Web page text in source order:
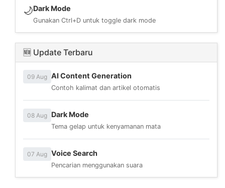
🌙Dark Mode
Gunakan Ctrl+D untuk toggle dark mode
🆕 Update Terbaru
09 Aug AI Content Generation
Contoh kalimat dan artikel otomatis
08 Aug Dark Mode
Tema gelap untuk kenyamanan mata
07 Aug Voice Search
Pencarian menggunakan suara